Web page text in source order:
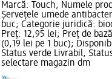
Marcă: Touch; Numele
Șervețele umede
buc; Categorie juridică:
Preț: 12,95 lei; Preț de
(0,19 lei pe 1 buc);
Status verde Livrabil,
selectare magazin dm